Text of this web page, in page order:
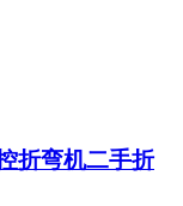
折弯机二手折